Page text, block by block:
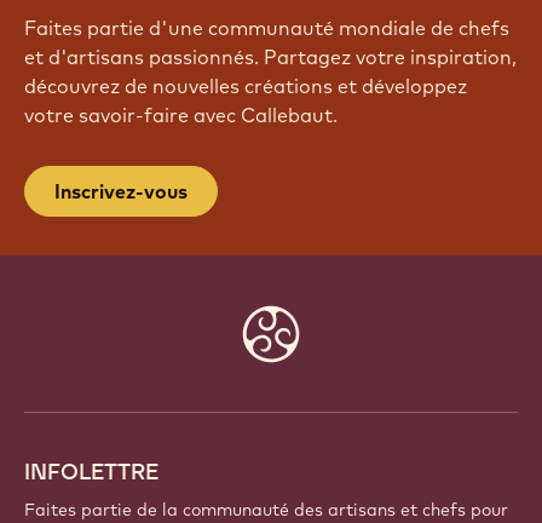
Faites partie d'une communauté mondiale de chefs
et d'artisans passionnés. Partagez votre inspiration,
découvrez de nouvelles créations et développez
votre savoir-faire avec Callebaut.
Inscrivez-vous
INFOLETTRE
Faites partie de la communauté des artisans et chefs pour